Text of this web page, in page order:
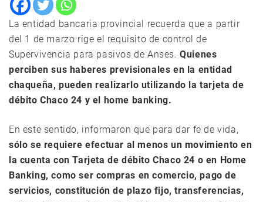
La entidad bancaria provincial recuerda que a partir
del 1 de marzo rige el requisito de control de
Supervivencia para pasivos de Anses.Quienes
perciben sus haberes previsionales en la entidad
chaqueña, pueden realizarlo utilizando la tarjeta de
débito Chaco 24 y el home banking.
En este sentido, informaron que para dar fe de vida,
sólo se requiere efectuar al menos un movimiento en
la cuenta con Tarjeta de débito Chaco 24 o en Home
Banking, como ser compras en comercio, pago de
servicios, constitución de plazo fijo, transferencias,